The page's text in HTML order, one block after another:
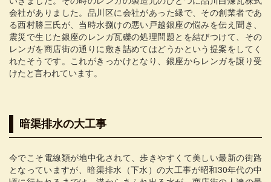
会社がありました。品川区に会社があった縁で、その創業者であ
る西村勝三氏が、当時水捌けの悪い戸越銀座の悩みを伝え聞き、
震災で生じた銀座のレンガ瓦礫の処理問題とを結びつけて、その
レンガを商店街の通りに敷き詰めてはどうかという提案をしてく
れたそうです。これがきっかけとなり、銀座からレンガを譲り受
けたと言われています。
暗渠排水の大工事
今でこそ電線類が地中化されて、歩きやすくて美しい最新の街路
となっていますが、暗渠排水（下水）の大工事が昭和30年代の中